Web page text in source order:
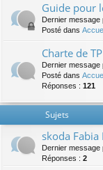
Guide pour
Dernier message
Posté dans
Charte de
Dernier message
Posté dans
Réponses : 121
Sujets
skoda Fabia
Dernier message
Réponses : 2